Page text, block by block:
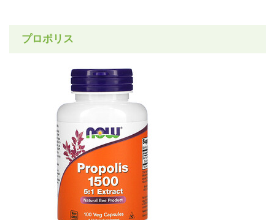
プロポリス